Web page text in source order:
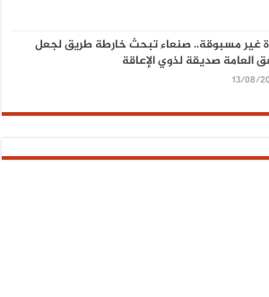
غير مسبوقة.. صنعاء تبحث خارطة طريق لجعل
العامة صديقة لذوي الإعاقة
13/08/